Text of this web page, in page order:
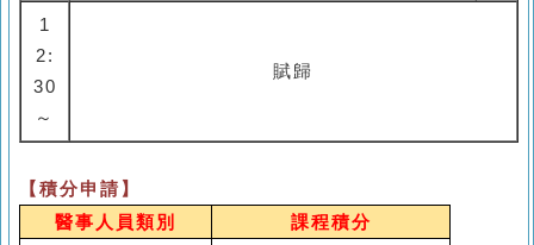
1
2:
30
～
賦歸
【積分申請】
醫事人員類別
課程積分